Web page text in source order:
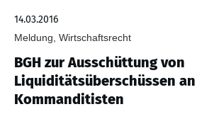
14.03.2016
Meldung, Wirtschaftsrecht
BGH zur Ausschüttung von
Liquiditätsüberschüssen an
Kommanditisten